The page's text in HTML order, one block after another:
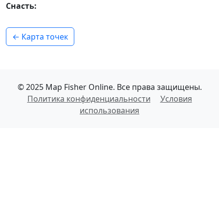
Снасть:
← Карта точек
© 2025 Map Fisher Online. Все права защищены.
Политика конфиденциальности
Условия
использования